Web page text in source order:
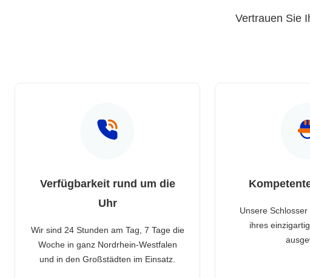
Vertrauen Sie
Verfügbarkeit rund um die
Uhr
Wir sind 24 Stunden am Tag, 7 Tage die
Woche in ganz Nordrhein-Westfalen
und in den Großstädten im Einsatz.
Unsere
ihres